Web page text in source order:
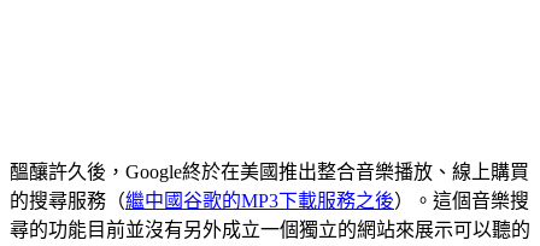
醞釀許久後，Google終於在美國推出整合音樂播放、線上購買
的搜尋服務（繼中國谷歌的MP3下載服務之後）。這個音樂搜
尋的功能目前並沒有另外成立一個獨立的網站來展示可以聽的